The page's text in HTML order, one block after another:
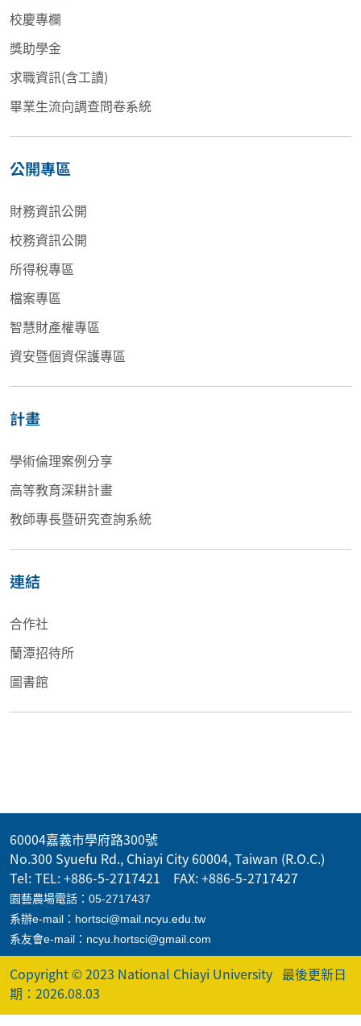
校慶專欄
獎助學金
求職資訊(含工讀)
畢業生流向調查問卷系統
公開專區
財務資訊公開
校務資訊公開
所得稅專區
檔案專區
智慧財產權專區
資安暨個資保護專區
計畫
學術倫理案例分享
高等教育深耕計畫
教師專長暨研究查詢系統
連結
合作社
蘭潭招待所
圖書館
60004嘉義市學府路300號
No.300 Syuefu Rd., Chiayi City 60004, Taiwan (R.O.C.)
Tel: TEL: +886-5-2717421 FAX: +886-5-2717427
園藝農場電話：05-2717437
系辦e-mail：hortsci@mail.ncyu.edu.tw
系友會e-mail：ncyu.hortsci@gmail.com
Copyright © 2023 National Chiayi University 最後更新日
期：2026.08.03